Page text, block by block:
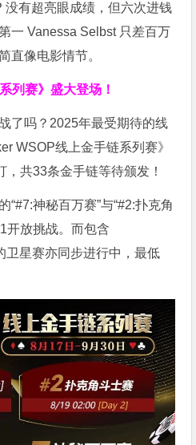
没有超亮眼成绩，但六次进钱
一 Vanessa Selbst 只差百万
直像电影情节。
列赛》盛大登场！
了吗？2025年最受期待的线
WSOP线上金手链系列赛》
共33条金手链等待颁发！
“#7:神秘百万赛”与“#2:扑克角
开放挑战。而包含
卫星赛亦同步进行中，最低